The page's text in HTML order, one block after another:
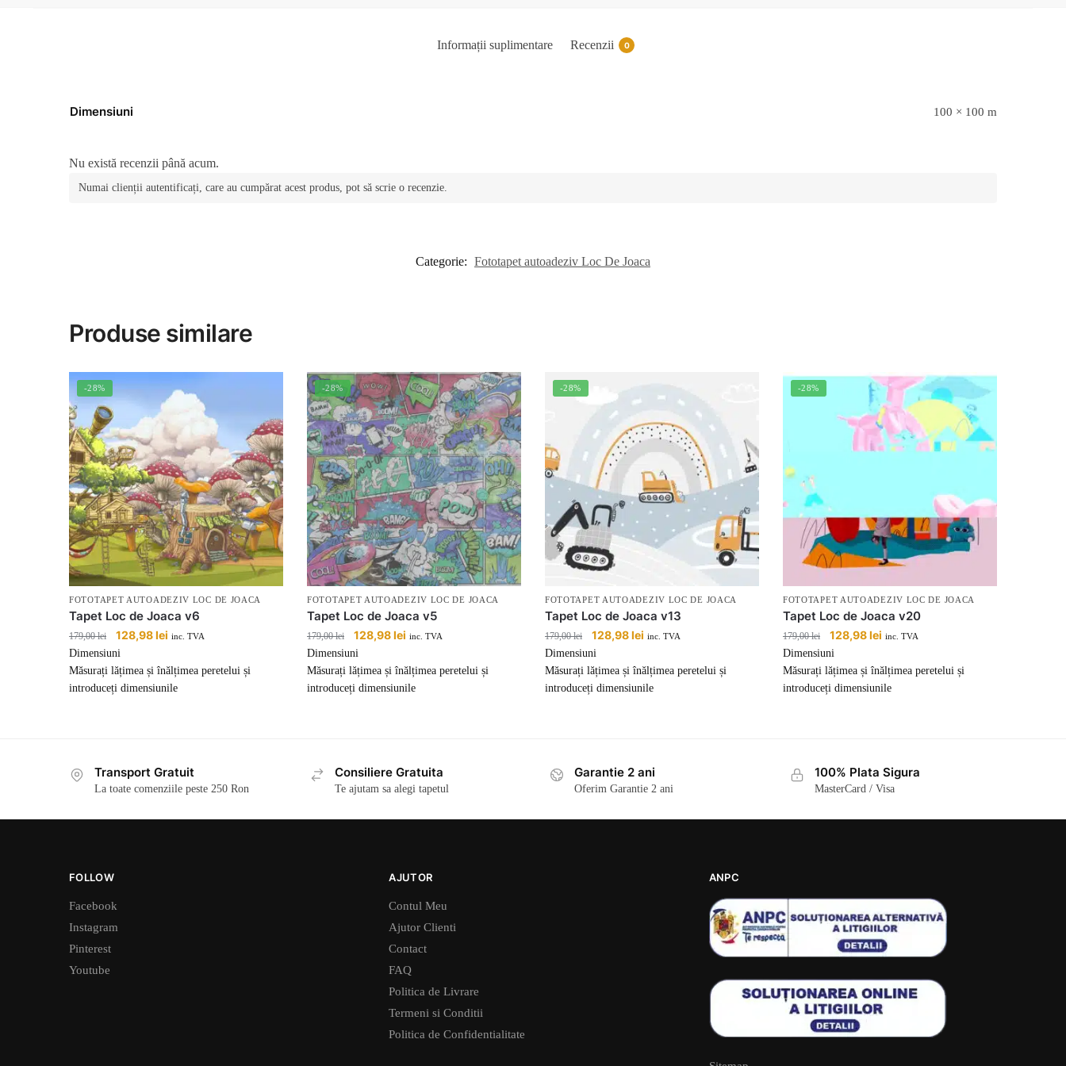
Informații suplimentare Recenzii 0
Dimensiuni 100 × 100 m
Nu există recenzii până acum.
Numai clienții autentificați, care au cumpărat acest produs, pot să scrie o recenzie.
Categorie: Fototapet autoadeziv Loc De Joaca
Produse similare
-28%
FOTOTAPET AUTOADEZIV LOC DE JOACA
Tapet Loc de Joaca v6
179,00lei
Prețul
inițial
a
fost:
128,98lei Prețul
este:
128,98 lei.
inc. TVA
Dimensiuni
Măsurați lățimea și înălțimea peretelui și
introduceți dimensiunile
-28%
FOTOTAPET AUTOADEZIV LOC DE JOACA
Tapet Loc de Joaca v5
179,00lei
Prețul
inițial
a
fost:
128,98lei Prețul
este:
128,98 lei.
inc. TVA
Dimensiuni
Măsurați lățimea și înălțimea peretelui și
introduceți dimensiunile
-28%
FOTOTAPET AUTOADEZIV LOC DE JOACA
Tapet Loc de Joaca v13
179,00lei
Prețul
inițial
a
fost:
128,98leiPrețul
este:
128,98 lei.
inc. TVA
Dimensiuni
Măsurați lățimea și înălțimea peretelui și
introduceți dimensiunile
-28%
FOTOTAPET AUTOADEZIV LOC DE JOACA
Tapet Loc de Joaca v20
179,00lei
Prețul
inițial
a
fost:
128,98leiPrețul
este:
128,98 lei.
inc. TVA
Dimensiuni
Măsurați lățimea și înălțimea peretelui și
introduceți dimensiunile
Transport Gratuit
La toate comenziile peste 250 Ron
Consiliere Gratuita
Te ajutam sa alegi tapetul
Garantie 2 ani
Oferim Garantie 2 ani
100% Plata Sigura
MasterCard / Visa
FOLLOW
Facebook
Instagram
Pinterest
Youtube
AJUTOR
Contul Meu
Ajutor Clienti
Contact
FAQ
Politica de Livrare
Termeni si Conditii
Politica de Confidentialitate
ANPC